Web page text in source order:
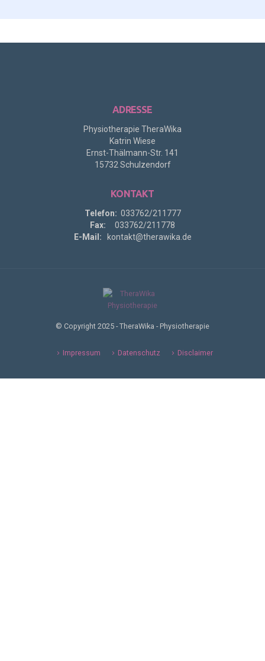
ADRESSE
Physiotherapie TheraWika
Katrin Wiese
Ernst-Thälmann-Str. 141
15732 Schulzendorf
KONTAKT
Telefon: 033762/211777
Fax: 033762/211778
E-Mail:
kontakt@therawika.de
© Copyright 2025 - TheraWika - Physiotherapie
Impressum Datenschutz Disclaimer